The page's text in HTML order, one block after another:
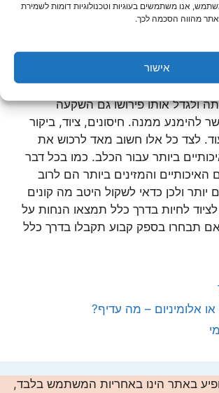
אנו משתמשים בעוגיות וטכנולוגיות דומות לשמירת
מהווה הסכמה לכך.
אישור
תהליך לא קצר עם הרבה שינויים
ולגדל אותו פירושו גם השקעה
להימנע ממנה. חיסונים, ציוד, ביקור
לצד כל אלו חשוב מאד לרכוש את
ביותר עבור הכלב. כמו בכל דבר
האיכותיים והמזינים ביותר הם לרוב
יותר ולכן כדאי לשקול היטב מה קונים
לציוד לחיות בדרך כלל תמצאו הנחות על
אם תבחרו בספק קבוע תקבלו בדרך כלל
או אלומיניום – מה עדיף?
באתר הינו באחריות המשתמש בלבד,